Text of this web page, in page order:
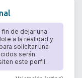
de dejar una
a la realidad y
solicitar una
serán
este perfil.